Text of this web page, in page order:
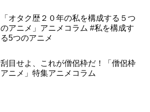
「オタク歴２０年の私を構成する５つ
のアニメ」アニメコラム #私を構成す
る5つのアニメ
刮目せよ、これが僧侶枠だ！「僧侶枠
アニメ」特集アニメコラム